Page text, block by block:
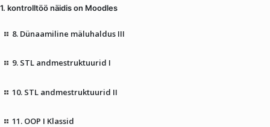
1. kontrolltöö näidis on Moodles
8. Dünaamiline mäluhaldus III
9. STL andmestruktuurid I
10. STL andmestruktuurid II
11. OOP I Klassid